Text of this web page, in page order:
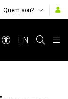
Quem sou?
EN